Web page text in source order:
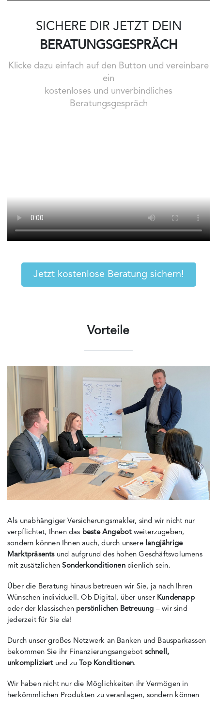
SICHERE DIR JETZT DEIN
BERATUNGSGESPRÄCH
Klicke dazu einfach auf den Button und vereinbare
ein
kostenloses und unverbindliches
Beratungsgespräch
Jetzt kostenlose Beratung sichern!
Vorteile
Als unabhängiger Versicherungsmakler, sind wir nicht nur
verpflichtet, Ihnen das beste Angebotweiterzugeben,
sondern können Ihnen auch, durch unsere langjährige
Marktpräsentsund aufgrund des hohen Geschäftsvolumens
mit zusätzlichenSonderkonditionendienlich sein.
Über die Beratung hinaus betreuen wir Sie, ja nach Ihren
Wünschen individuell. Ob Digital, über unser Kundenapp
oder der klassischen persönlichen Betreuung – wir sind
jederzeit für Sie da!
Durch unser großes Netzwerk an Banken und Bausparkassen
bekommen Sie ihr Finanzierungsangebot schnell,
unkompliziertund zu Top Konditionen.
Wir haben nicht nur die Möglichkeiten ihr Vermögen in
herkömmlichen Produkten zu veranlagen, sondern können